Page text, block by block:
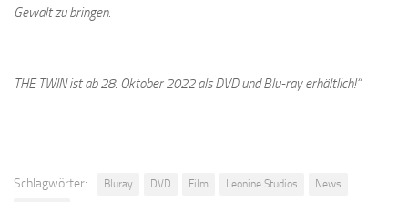
Gewalt zu bringen.
THE TWIN ist ab 28. Oktober 2022 als DVD und Blu-ray erhältlich!“
Schlagwörter: Bluray DVD Film Leonine Studios
News